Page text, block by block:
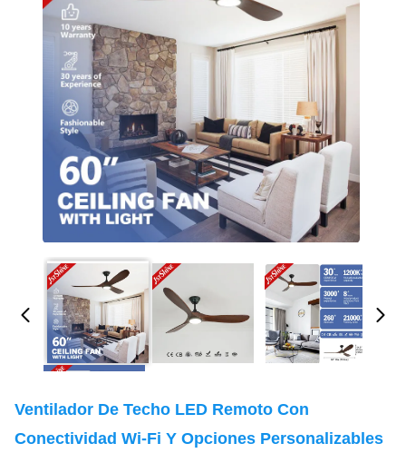
Ventilador De Techo LED Remoto Con
Conectividad Wi-Fi Y Opciones Personalizables